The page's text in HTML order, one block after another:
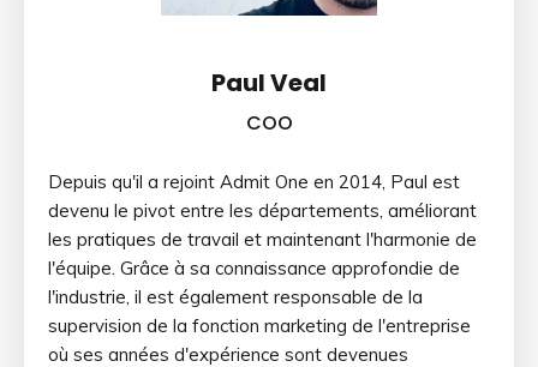
Paul Veal
COO
Depuis qu'il a rejoint Admit One en 2014, Paul est
devenu le pivot entre les départements, améliorant
les pratiques de travail et maintenant l'harmonie de
l'équipe. Grâce à sa connaissance approfondie de
l'industrie, il est également responsable de la
supervision de la fonction marketing de l'entreprise
où ses années d'expérience sont devenues